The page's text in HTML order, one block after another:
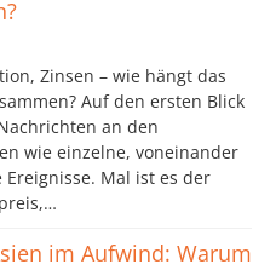
Zinsen – wie hängt das
Auf den ersten Blick
an den
wie einzelne, voneinander
Ereignisse. Mal ist es der
im Aufwind: Warum